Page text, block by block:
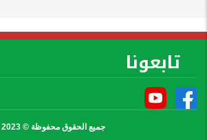
تابعونا
جميع الحقوق محفوظة © 2023